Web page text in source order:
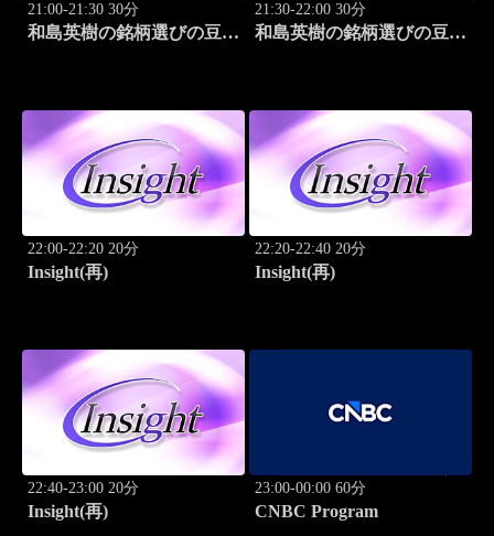
21:00-21:30 30分
和島英樹の銘柄選びの豆知
21:30-22:00 30分
和島英樹の銘柄選びの豆知
22:00-22:20 20分
Insight(再)
22:20-22:40 20分
Insight(再)
22:40-23:00 20分
Insight(再)
23:00-00:00 60分
CNBC Program